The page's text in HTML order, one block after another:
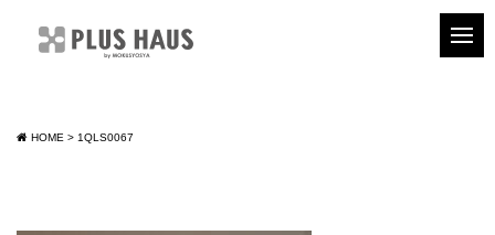
HOME > 1QLS0067